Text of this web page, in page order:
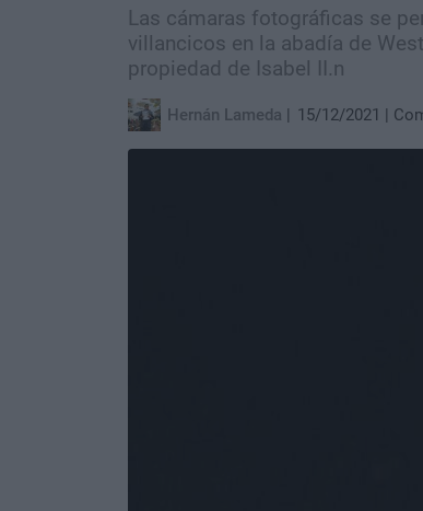
Las cámaras fotográficas se
villancicos en la abadía de
propiedad de Isabel II.n
Hernán Lameda 15/12/2021